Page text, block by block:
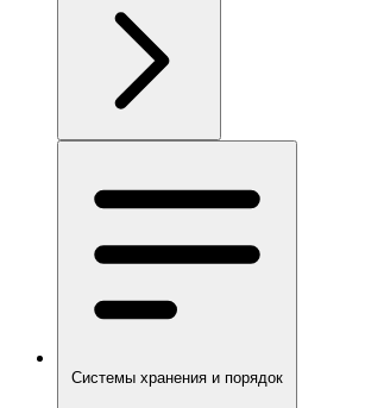
Системы хранения и порядок